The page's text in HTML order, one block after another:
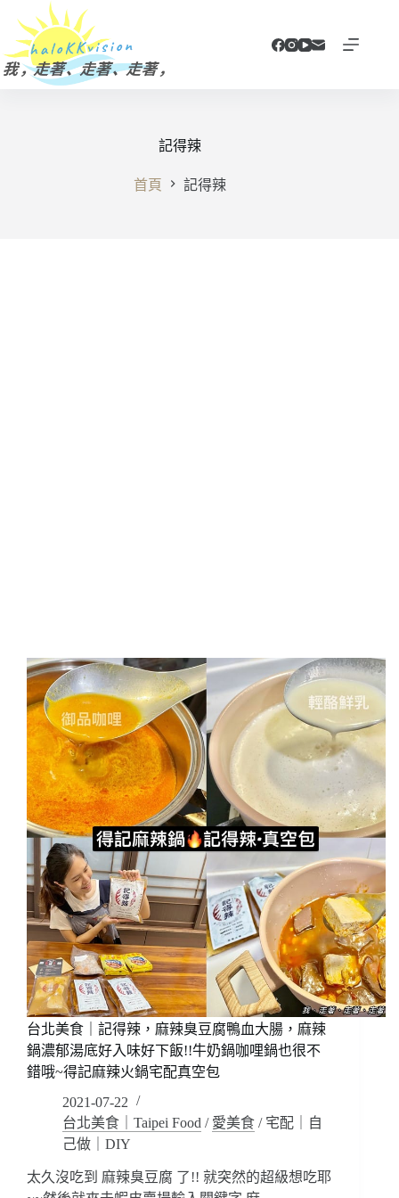
主
要
記得辣
首頁 記得辣
台北美食｜記得辣，麻辣臭豆腐鴨血大腸，麻辣
鍋濃郁湯底好入味好下飯!!牛奶鍋咖哩鍋也很不
錯哦~得記麻辣火鍋宅配真空包
2021-07-22
台北美食｜Taipei Food / 愛美食 / 宅配｜自
己做｜DIY
太久沒吃到 麻辣臭豆腐 了!! 就突然的超級想吃耶